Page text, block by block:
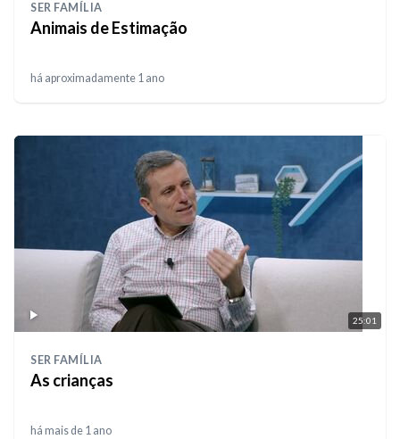
SER FAMÍLIA
Animais de Estimação
há aproximadamente 1 ano
25:01
SER FAMÍLIA
As crianças
há mais de 1 ano